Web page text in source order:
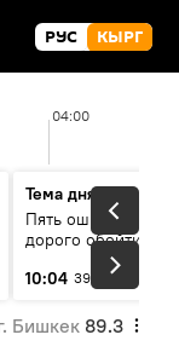
РУС КЫРГ
04:00
Тема дня
Пять ошибок
дорого обойтись
10:04 39 мин
Бишкек 89.3